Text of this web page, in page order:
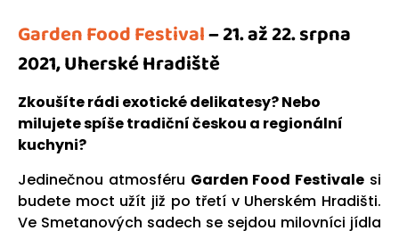
Garden Food Festival– 21. až 22. srpna
2021, Uherské Hradiště
Zkoušíte rádi exotické delikatesy? Nebo
milujete spíše tradiční českou a regionální
kuchyni?
Jedinečnou atmosféru Garden Food Festivale si
budete moct užít již po třetí v Uherském Hradišti.
Ve Smetanových sadech se sejdou milovníci jídla